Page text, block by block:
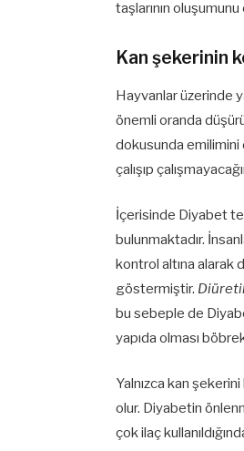
taşlarının
Kan şekerinin
Hayvanlar üzerinde
önemli oranda
dokusunda emilimini
çalışıp
İçerisinde Diyabet
bulunmaktadır.
kontrol altına alarak
göstermiştir.
bu sebeple de
yapıda olması
Yalnızca kan
olur. Diyabetin
çok ilaç